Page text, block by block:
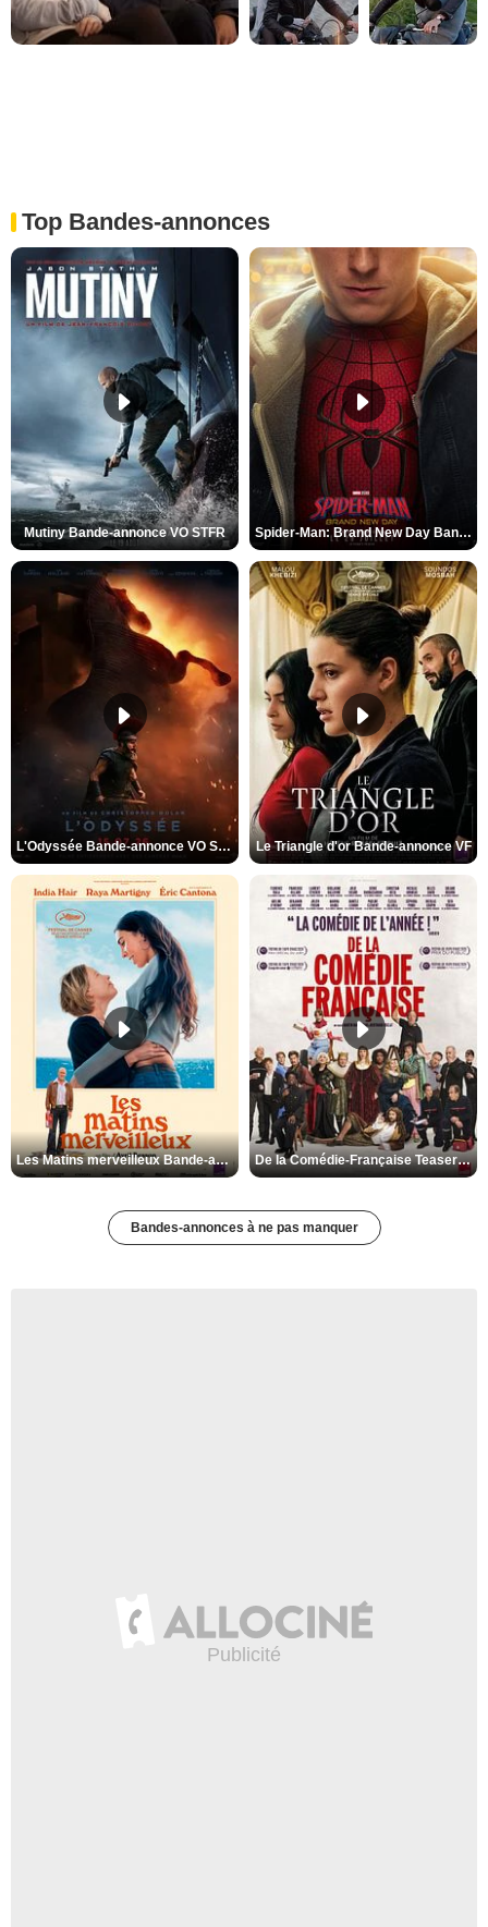
Top Bandes-annonces
Mutiny Bande-annonce VO STFR Spider-Man: Brand New Day Bande-annonce VO STFR
L'Odyssée Bande-annonce VO STFR Le Triangle d'or Bande-annonce VF
Les Matins merveilleux Bande-annonce VF De la Comédie-Française Teaser VF
Bandes-annonces à ne pas manquer